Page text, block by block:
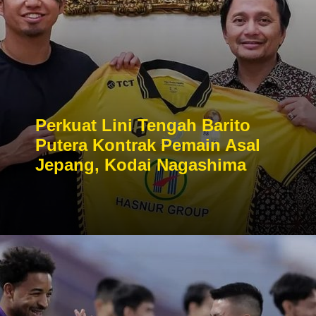
Perkuat Lini Tengah Barito
Putera Kontrak Pemain Asal
Jepang, Kodai Nagashima